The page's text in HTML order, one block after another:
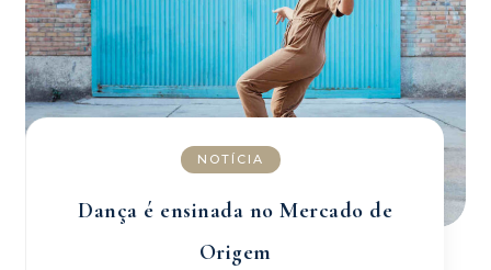
NOTÍCIA
Dança é ensinada no Mercado de
Origem